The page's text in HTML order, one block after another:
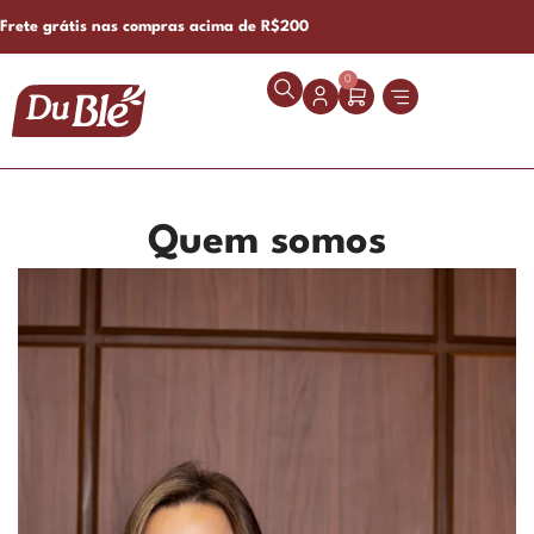
Frete grátis nas compras acima de R$200
0
Quem somos